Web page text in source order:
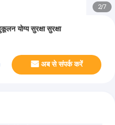
2/7
योग्य सुरक्षा सुरक्षा
अब से संपर्क करें